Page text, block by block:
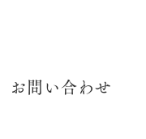
お問い合わせ